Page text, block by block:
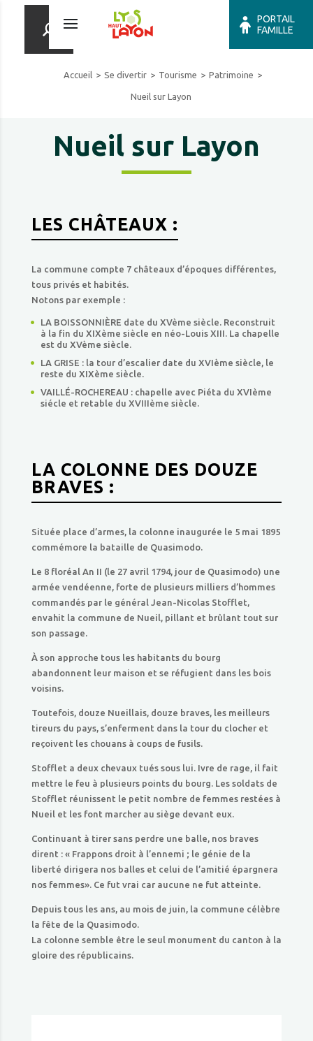
PORTAIL
FAMILLE
Accueil Se divertir Tourisme Patrimoine
Nueil sur Layon
Nueil sur Layon
LES CHÂTEAUX :
La commune compte 7 châteaux d’époques différentes,
tous privés et habités.
Notons par exemple :
LA BOISSONNIÈRE date du XVème siècle. Reconstruit
à la fin du XIXème siècle en néo-Louis XIII. La chapelle
est du XVème siècle.
LA GRISE : la tour d’escalier date du XVIème siècle, le
reste du XIXème siècle.
VAILLÉ-ROCHEREAU : chapelle avec Piéta du XVIème
siécle et retable du XVIIIème siècle.
LA COLONNE DES DOUZE
BRAVES :
Située place d’armes, la colonne inaugurée le 5 mai 1895
commémore la bataille de Quasimodo.
Le 8 floréal An II (le 27 avril 1794, jour de Quasimodo) une
armée vendéenne, forte de plusieurs milliers d’hommes
commandés par le général Jean-Nicolas Stofflet,
envahit la commune de Nueil, pillant et brûlant tout sur
son passage.
À son approche tous les habitants du bourg
abandonnent leur maison et se réfugient dans les bois
voisins.
Toutefois, douze Nueillais, douze braves, les meilleurs
tireurs du pays, s’enferment dans la tour du clocher et
reçoivent les chouans à coups de fusils.
Stofflet a deux chevaux tués sous lui. Ivre de rage, il fait
mettre le feu à plusieurs points du bourg. Les soldats de
Stofflet réunissent le petit nombre de femmes restées à
Nueil et les font marcher au siège devant eux.
Continuant à tirer sans perdre une balle, nos braves
dirent : « Frappons droit à l’ennemi ; le génie de la
liberté dirigera nos balles et celui de l’amitié épargnera
nos femmes». Ce fut vrai car aucune ne fut atteinte.
Depuis tous les ans, au mois de juin, la commune célèbre
la fête de la Quasimodo.
La colonne semble être le seul monument du canton à la
gloire des républicains.